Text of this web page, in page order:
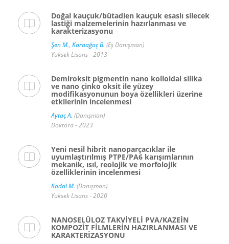
Doğal kauçuk/bütadien kauçuk esaslı silecek
lastiği malzemelerinin hazırlanması ve
karakterizasyonu
Şen M., Karaağaç B. (Eş Danışman)
Yüksek Lisans - 2013
Demiroksit pigmentin nano kolloidal silika
ve nano çinko oksit ile yüzey
modifikasyonunun boya özellikleri üzerine
etkilerinin incelenmesi
Aytaç A. (Danışman)
Doktora - 2023
Yeni nesil hibrit nanoparçacıklar ile
uyumlaştırılmış PTPE/PA6 karışımlarının
mekanik, ısıl, reolojik ve morfolojik
özelliklerinin incelenmesi
Kodal M. (Danışman)
Yüksek Lisans - 2020
NANOSELÜLOZ TAKVİYELİ PVA/KAZEİN
KOMPOZİT FİLMLERİN HAZIRLANMASI VE
KARAKTERİZASYONU